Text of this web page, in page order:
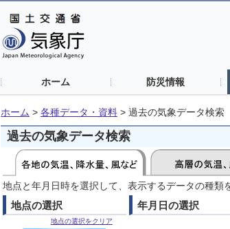
ホーム 防災情報
ホーム > 各種データ・資料 > 過去の気象データ検索
過去の気象データ検索
地点と年月日時を選択して、表示するデータの種類
地点の選択
地点の選択をクリア
年月日の選択